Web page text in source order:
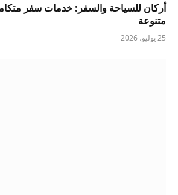
أركان للسياحة والسفر: خدمات سفر
متنوعة
25 يوليو، 2026